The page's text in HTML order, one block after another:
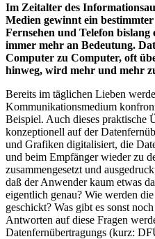
Im Zeitalter des
Medien gewinnt ein
Fernsehen und Telefon
immer mehr an Bedeutung.
Computer zu Computer, oft
hinweg, wird mehr und mehr
Bereits im täglichen Lieben
Kommunikationsmedium
Beispiel. Auch dieses praktische
konzeptionell auf der
und Grafiken digitalisiert, die
und beim Empfänger wieder zu
zusammengesetzt und
daß der Anwender kaum etwas
eigentlich genau? Wie werden
geschickt? Was gibt es sonst
Antworten auf diese Fragen
Datenfernübertragungs (kurz: